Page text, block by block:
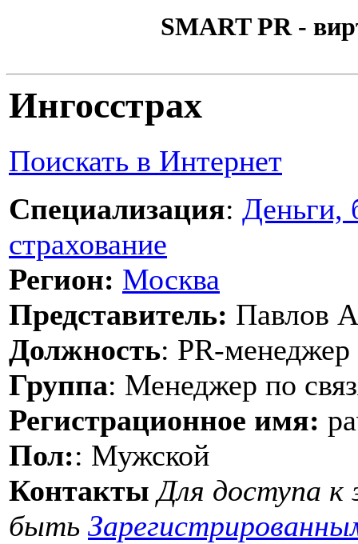
SMART PR -
Ингосстрах
Поискать в Интернет
Специализация: Деньги,
страхование
Регион: Москва
Представитель: Павлов
Должность: PR-менеджер
Группа: Менеджер по
Регистрационное имя:
Пол:: Мужской
Контакты Для доступа к
быть